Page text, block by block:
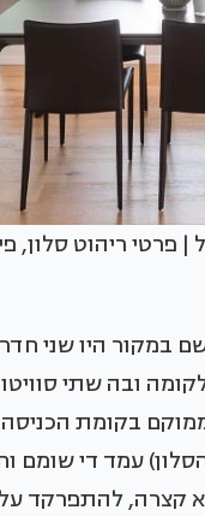
| פרטי ריהוט סלון,
היו שני
ובה שתי
בקומת
עמד די שומם
קצרה, להתפרקד